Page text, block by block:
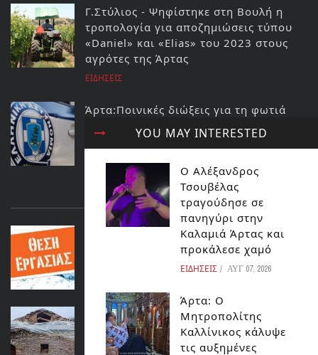
YOU MAY INTERESTED
Ο Αλέξανδρος
Τσουβέλας
τραγούδησε σε
πανηγύρι στην
Καλαμιά Άρτας και
προκάλεσε χαμό
ΕΙΔΗΣΕΙΣ ΑΥΓ 07, 2026
Άρτα: Ο
Μητροπολίτης
Καλλίνικος κάλυψε
τις αυξημένες
Γ.Στύλιος - Ψηφίστηκε στη Βουλή η
τροπολογία για αποζημιώσεις τύπου
«Daniel» και «Elias» του 2023 στους
αγρότες της Άρτας
ΕΙΔΗΣΕΙΣ
Άρτα:Ποινικές διώξεις για τη φωτιά
διευθυντής και ο τεχνικός ασφαλείας
ΔΙΑΒΑΣΤΕ ΕΠΙΣΗΣ...
Δημοσίευση Αγγελίας για θέση
εργασίας στο Νοσοκομείο της Άρτας
Έπεσε η σκεπή στο αρχονταρίκι στο
Μοναστήρι του Αγίου Γεωργίου στο
Βουργαρέλι.